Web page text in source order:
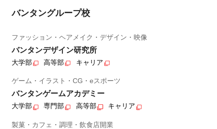
バンタングループ校
ファッション・ヘアメイク・デザイン・映像
バンタンデザイン研究所
大学部 高等部 キャリア
ゲーム・イラスト・CG・eスポーツ
バンタンゲームアカデミー
大学部 専門部 高等部 キャリア
製菓・カフェ・調理・飲食店開業